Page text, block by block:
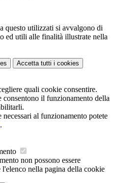
questo utilizzati si avvalgono di
ed utili alle finalità illustrate nella
Accetta tutti i cookies
quali cookie consentire.
consentono il funzionamento della
al funzionamento potete
.
non possono essere
nella pagina della cookie